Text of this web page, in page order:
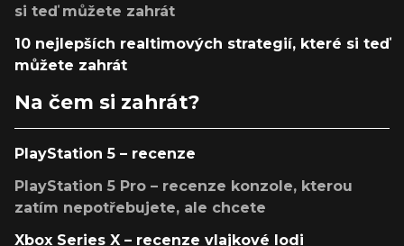
si teď můžete zahrát
10 nejlepších realtimových strategií, které si teď
můžete zahrát
Na čem si zahrát?
PlayStation 5 – recenze
PlayStation 5 Pro – recenze konzole, kterou
zatím nepotřebujete, ale chcete
Xbox Series X – recenze vlajkové lodi